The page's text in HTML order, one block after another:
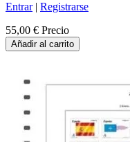
Entrar| Registrarse
55,00 € Precio
Añadir al carrito